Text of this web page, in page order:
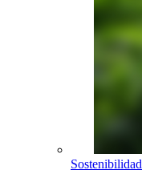
Sostenibilidad